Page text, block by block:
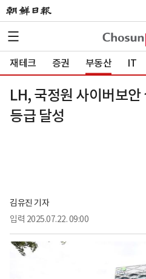
재테크 증권 부동산 IT
LH, 국정원 사이버보
등급 달성
김유진 기자
입력 2025.07.22. 09:00